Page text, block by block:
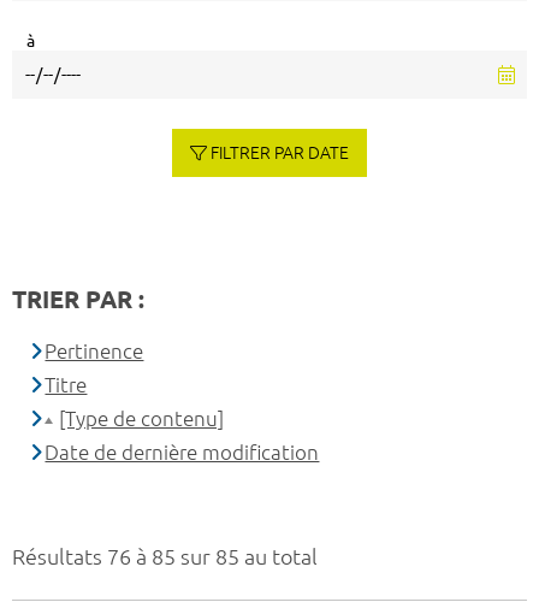
Résultats 76 à 85 sur 85 au total
à
FILTRER PAR DATE
TRIER PAR :
Pertinence
Titre
[Type de contenu]
Date de dernière modification